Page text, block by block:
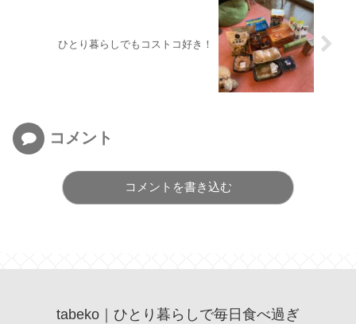
ひとり暮らしでもコストコ好き！
コメント
コメントを書き込む
tabeko｜ひとり暮らしで毎日食べ過ぎ